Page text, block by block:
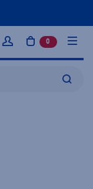
Kirjaudu sisään
0 tuotetta